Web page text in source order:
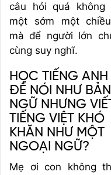
câu hỏi quá không
một sớm một
mà để người lớn
cùng suy nghĩ.
HỌC TIẾNG
ĐỂ NÓI NHƯ BẢN
NGỮ NHƯNG
TIẾNG VIỆT KHÓ
KHĂN NHƯ MỘT
NGOẠI NGỮ?
Mẹ ơi con không